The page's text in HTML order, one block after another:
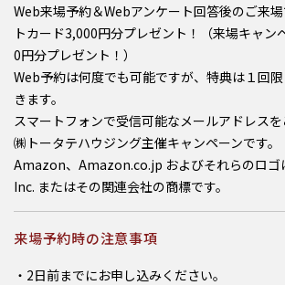
Web来場予約＆Webアンケート回答後のご来
トカード3,000円分プレゼント！（来場キャン
0円分プレゼント！）
Web予約は何度でも可能ですが、特典は１回
きます。
スマートフォンで受信可能なメールアドレスを
㈱トータテハウジング主催キャンペーンです。
Amazon、Amazon.co.jp およびそれらのロ
Inc. またはその関連会社の商標です。
来場予約時の注意事項
・2日前までにお申し込みください。